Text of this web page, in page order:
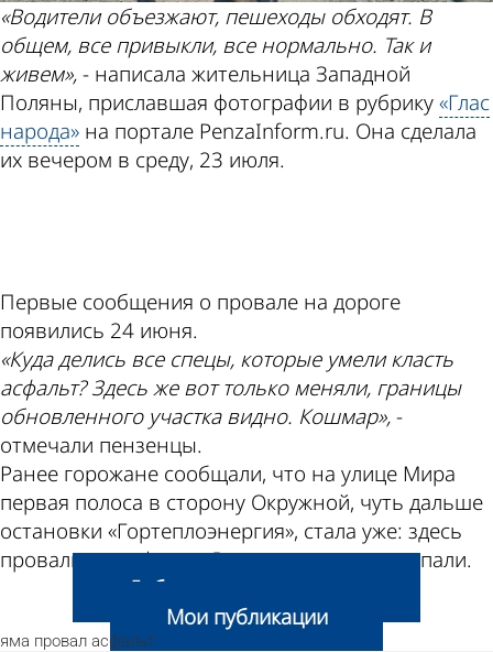
«Водители объезжают, пешеходы обходят. В
общем, все привыкли, все нормально. Так и
живем»,- написала жительница Западной
Поляны, приславшая фотографии в рубрику«Глас
народа» на портале PenzaInform.ru. Она сделала
их вечером в среду, 23 июля.
Первые сообщения о провале на дороге
появились 24 июня.
«Куда делись все спецы, которые умели класть
асфальт? Здесь же вот только меняли, границы
обновленного участка видно. Кошмар»,-
отмечали пензенцы.
Ранее горожане сообщали, что на улице Мира
первая полоса в сторону Окружной, чуть дальше
остановки «Гортеплоэнергия», стала уже: здесь
провалился асфальт. Яму оперативно засыпали.
Добавить свою новость
Мои публикации
яма провал асфальт